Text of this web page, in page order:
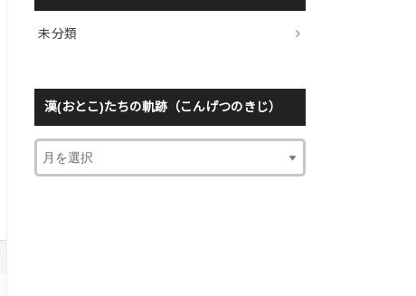
未分類
漢(おとこ)たちの軌跡（こんげつのきじ）